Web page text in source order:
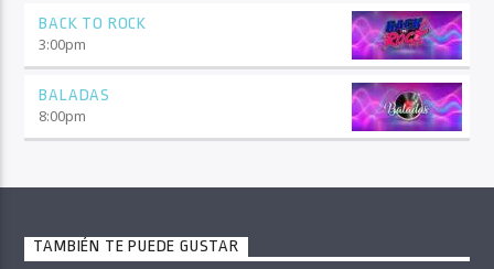
BACK TO ROCK
3:00pm
BALADAS
8:00pm
TAMBIÉN TE PUEDE GUSTAR